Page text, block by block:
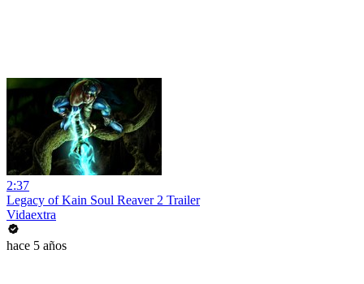
2:37
Legacy of Kain Soul Reaver 2 Trailer
Vidaextra
hace 5 años